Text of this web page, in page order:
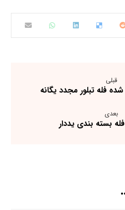
قبلی
فله تبلور مجدد یگانه
بعدی
بسته بندی یددار